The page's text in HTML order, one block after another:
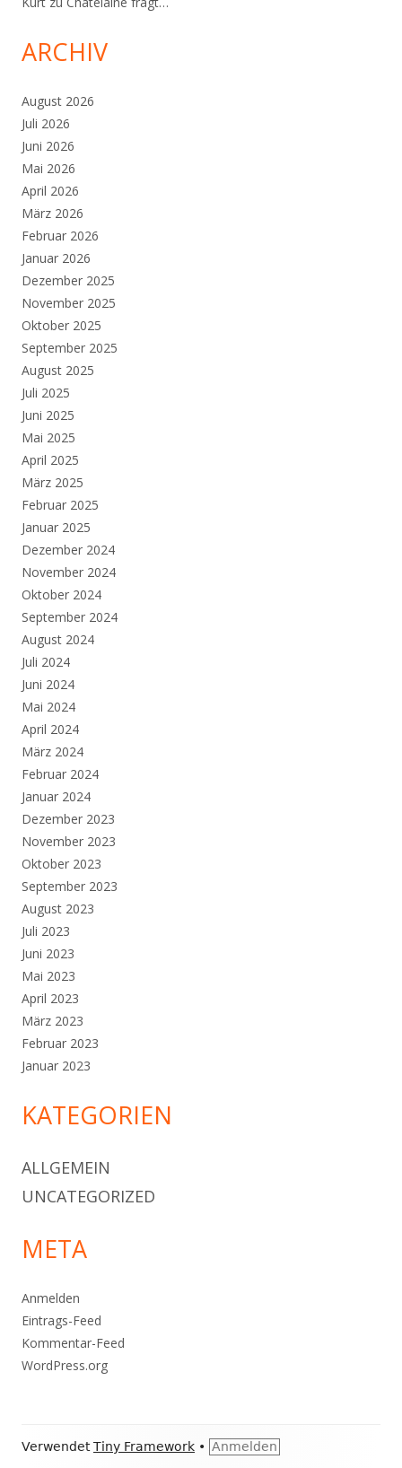
ARCHIV
August 2026
Juli 2026
Juni 2026
Mai 2026
April 2026
März 2026
Februar 2026
Januar 2026
Dezember 2025
November 2025
Oktober 2025
September 2025
August 2025
Juli 2025
Juni 2025
Mai 2025
April 2025
März 2025
Februar 2025
Januar 2025
Dezember 2024
November 2024
Oktober 2024
September 2024
August 2024
Juli 2024
Juni 2024
Mai 2024
April 2024
März 2024
Februar 2024
Januar 2024
Dezember 2023
November 2023
Oktober 2023
September 2023
August 2023
Juli 2023
Juni 2023
Mai 2023
April 2023
März 2023
Februar 2023
Januar 2023
KATEGORIEN
ALLGEMEIN
UNCATEGORIZED
META
Anmelden
Eintrags-Feed
Kommentar-Feed
WordPress.org
Footer
VerwendetTiny Framework • Anmelden